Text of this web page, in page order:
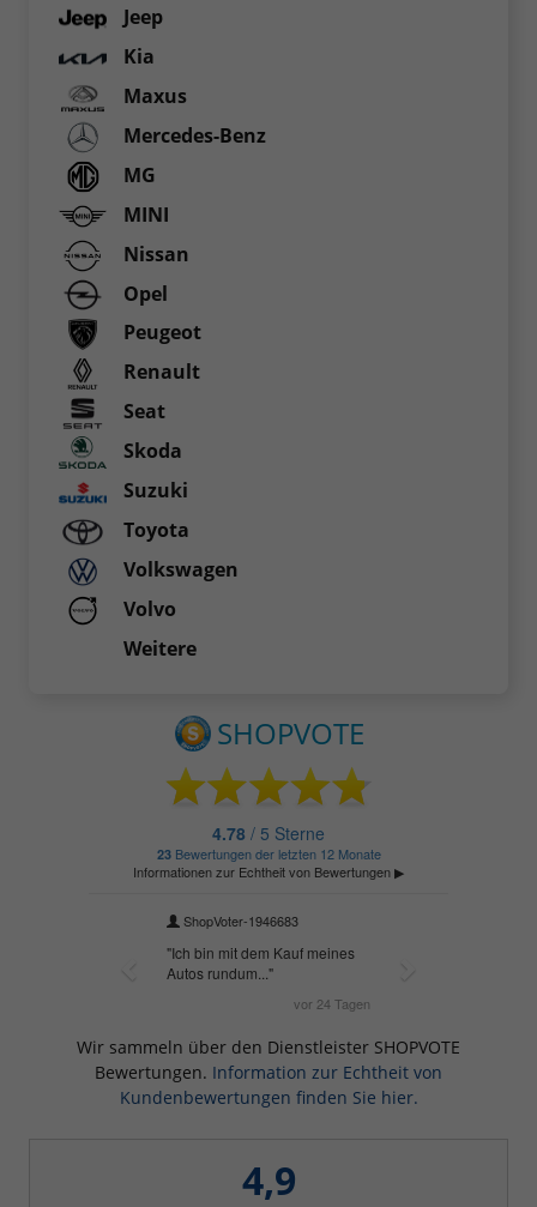
Jeep
Kia
Maxus
Mercedes-Benz
MG
MINI
Nissan
Opel
Peugeot
Renault
Seat
Skoda
Suzuki
Toyota
Volkswagen
Volvo
Weitere
Wir sammeln über den Dienstleister SHOPVOTE
Bewertungen. Information zur Echtheit von
Kundenbewertungen finden Sie hier.
4,9